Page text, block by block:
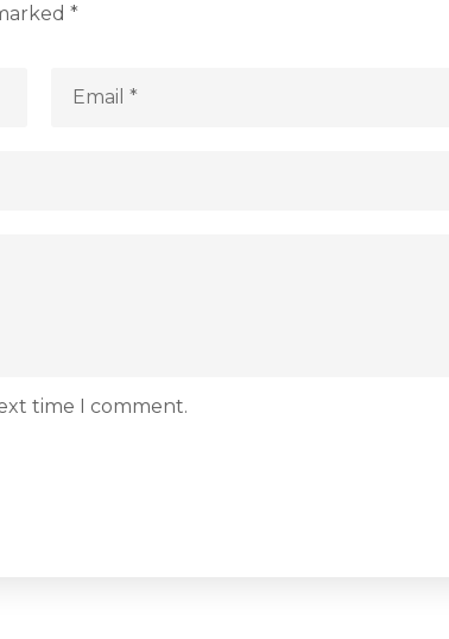
*
time I comment.